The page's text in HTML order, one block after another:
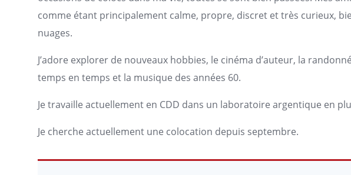
comme étant principalement calme, propre, discret et très curieux,
nuages.
J’adore explorer de nouveaux hobbies, le cinéma d’auteur, la
temps en temps et la musique des années 60.
Je travaille actuellement en CDD dans un laboratoire argentique en
Je cherche actuellement une colocation depuis septembre.